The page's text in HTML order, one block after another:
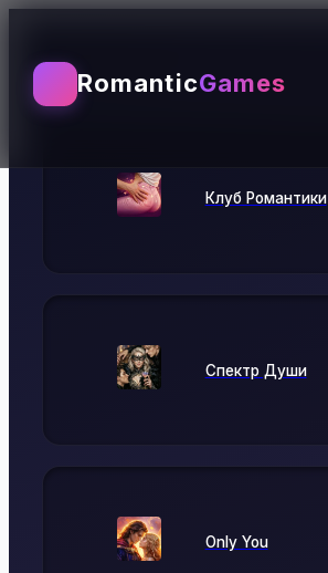
RomanticGames
Клуб Романтики
Спектр Души
Only You